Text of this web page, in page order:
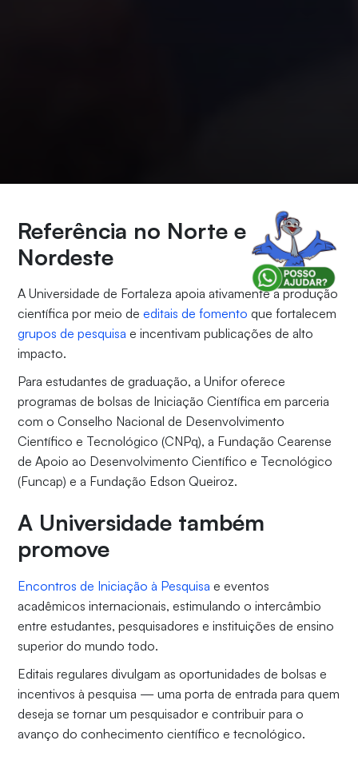
Referência no Norte e
Nordeste
A Universidade de Fortaleza apoia ativamente a produção
científica por meio deeditais de fomento que fortalecem
grupos de pesquisa e incentivam publicações de alto
impacto.
Para estudantes de graduação, a Unifor oferece
programas de bolsas de Iniciação Científica em parceria
com o Conselho Nacional de Desenvolvimento
Científico e Tecnológico (CNPq), a Fundação Cearense
de Apoio ao Desenvolvimento Científico e Tecnológico
(Funcap) e a Fundação Edson Queiroz.
A Universidade também
promove
Encontros de Iniciação à Pesquisa e eventos
acadêmicos internacionais, estimulando o intercâmbio
entre estudantes, pesquisadores e instituições de ensino
superior do mundo todo.
Editais regulares divulgam as oportunidades de bolsas e
incentivos à pesquisa — uma porta de entrada para quem
deseja se tornar um pesquisador e contribuir para o
avanço do conhecimento científico e tecnológico.